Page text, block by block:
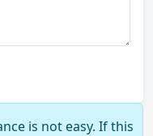
is not easy. If this